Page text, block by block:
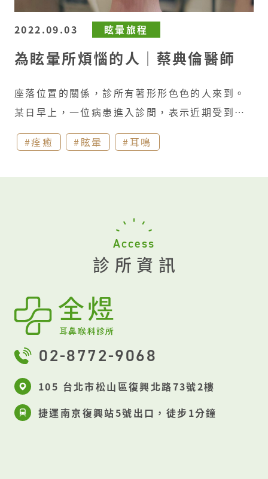
年紀。特定角度的眼震、無法平穩站立的本體感
覺檢查以及快速偏向的內耳功能測試，再再都讓
我擔心她的症狀除了健康外，應該已大幅影響她
明顯結構性長短腳的問題。考量已失學一段時
日，除了開立適當的處方，同步轉診至小兒神經
科門診安排進一步的檢查，並建議接受復健科/物
理治療對於長短腳的評估、矯正。 再次碰面時，
穿著矯正鞋的步態已較為穩定，詳讀相關的影
過昏昏的感覺還是佔有每天一定的時間。再次檢
查後發現除了尚有輕微眼震外，本體感覺、內耳
功能皆沒有前次那般明顯異常。但近期害怕動作
狀況似乎一定程度地影響著頭頸部肌肉，使其雖
然改善但還是僵硬。評估後確認無虞，請她放心
的活動、持續復健並針對頭昏適當的開藥，默默
希冀她能恢復健康，早日能和同學好友一起上
課。 兩周後，回診時對方開心的表情讓我知道頭
暈的症狀不太困擾她了，而她也再次回到學校，
知道時我好開心！畢竟症狀曾嚴重到爸爸與學校
2022.09.03 眩暈旅程
為眩暈所煩惱的人｜蔡典倫醫師
座落位置的關係，診所有著形形色色的人來到。
某日早上，一位病患進入診間，表示近期受到眩
暈和耳鳴嚴重影響，希望能再次恢復以往活力。
因為幹練的她平時為工作同仁以及家庭成員所倚
治療後，眩暈耳鳴幾乎消失了，唯獨困擾的是每
次只要在工作或是帶小孩場景，一旦情緒來臨而
高漲無法散去時，就會突然誘發一陣強烈的頭
除了其他常見耳科相關的眩暈疾病後，功能性頭
暈/知覺性頭暈的可能性大大提高。 細細的和她
胃、汗腺、膀胱)和自主神經(肌肉)彼此的關聯
性，以及情緒對於腦部杏仁核、藍斑核等相關神
經系統的影響因而造成頭暈的原因。這次除了藥
物的處方外，生活工作的調整與運動建議也一起
#痊癒 #眩暈 #耳鳴
Access
診所資訊
02-8772-9068
105 台北市松山區復興北路73號2樓
捷運南京復興站5號出口，徒步1分鐘